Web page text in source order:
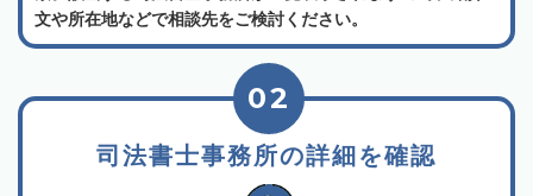
文や所在地などで相談先をご検討ください。
司法書士事務所の詳細を確認
02